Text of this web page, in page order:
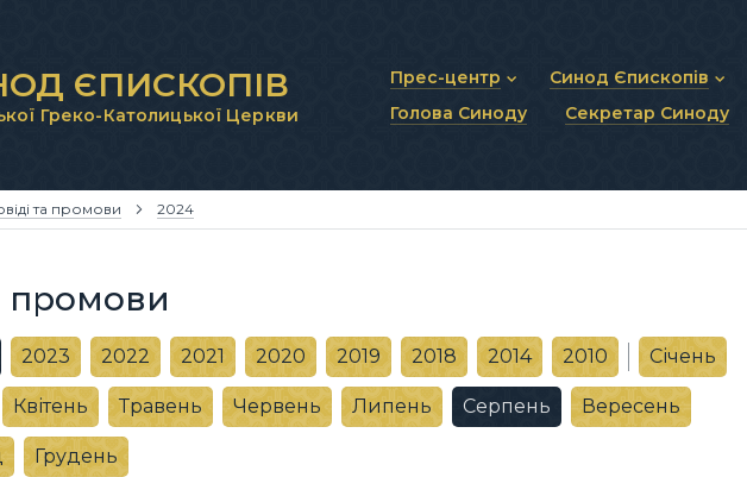
ЄПИСКОПІВ
Греко-Католицької Церкви
Прес-центр
Новини та анонси
Синод Єпископів
Статут Синоду Єпископів
Синодальні органи
Голова Синоду Секретар Синоду
та промови 2024
промови
2023 2022 2021 2020 2019 2018 2014 2010 Січень
Квітень Травень Червень Липень Серпень Вересень
Грудень